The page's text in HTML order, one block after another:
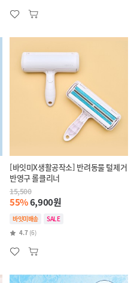
[바잇미X생활공작소] 반려동물 털제거
반영구 롤클리너
15,500
55%6,900원
바잇미배송
SALE
4.7 (6)